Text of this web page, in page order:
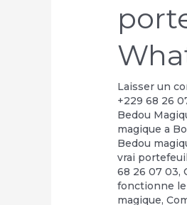
Laisser un
+229 68 26
Bedou
magique a
Bedou
vrai
68 26 07 03,
fonctionne
magique,